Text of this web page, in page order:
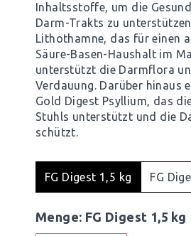
Inhaltsstoffe, um die
Darm-Trakts zu
Lithothamne, das für einen
Säure-Basen-Haushalt im
unterstützt die Darmflora
Verdauung. Darüber hinaus
Gold Digest Psyllium, das
Stuhls unterstützt und die
schützt.
FG Digest 1,5 kg FG
Menge: FG Digest 1,5 kg